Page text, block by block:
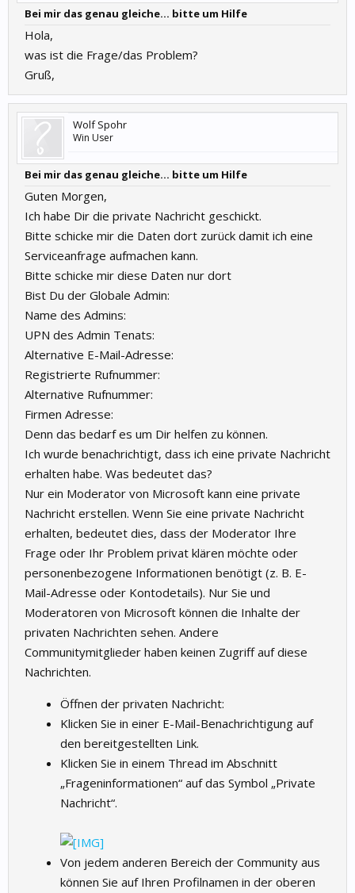
Bei mir das genau gleiche… bitte um Hilfe
Hola,
was ist die Frage/das Problem?
Gruß,
Wolf Spohr
Win User
Bei mir das genau gleiche… bitte um Hilfe
Guten Morgen,
Ich habe Dir die private Nachricht geschickt.
Bitte schicke mir die Daten dort zurück damit ich eine
Serviceanfrage aufmachen kann.
Bitte schicke mir diese Daten nur dort
Bist Du der Globale Admin:
Name des Admins:
UPN des Admin Tenats:
Alternative E-Mail-Adresse:
Registrierte Rufnummer:
Alternative Rufnummer:
Firmen Adresse:
Denn das bedarf es um Dir helfen zu können.
Ich wurde benachrichtigt, dass ich eine private Nachricht
erhalten habe. Was bedeutet das?
Nur ein Moderator von Microsoft kann eine private
Nachricht erstellen. Wenn Sie eine private Nachricht
erhalten, bedeutet dies, dass der Moderator Ihre
Frage oder Ihr Problem privat klären möchte oder
personenbezogene Informationen benötigt (z. B. E-
Mail-Adresse oder Kontodetails). Nur Sie und
Moderatoren von Microsoft können die Inhalte der
privaten Nachrichten sehen. Andere
Communitymitglieder haben keinen Zugriff auf diese
Nachrichten.
Öffnen der privaten Nachricht:
Klicken Sie in einer E-Mail-Benachrichtigung auf
den bereitgestellten Link.
Klicken Sie in einem Thread im Abschnitt
„Frageninformationen“ auf das Symbol „Private
Nachricht“.
Von jedem anderen Bereich der Community aus
können Sie auf Ihren Profilnamen in der oberen